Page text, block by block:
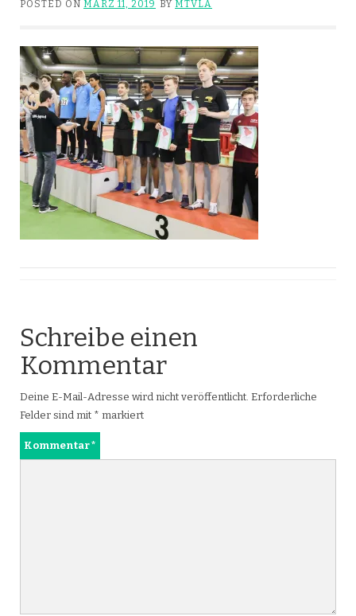
POSTED ON MÄRZ 11, 2019 BY MTVLA
Schreibe einen
Kommentar
Deine E-Mail-Adresse wird nicht veröffentlicht. Erforderliche
Felder sind mit * markiert
Kommentar*